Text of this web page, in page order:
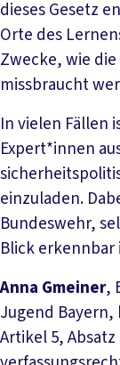
dieses Gesetz
Orte des
Zwecke, wie
missbraucht
In vielen Fällen
Expert*innen
einzuladen.
Bundeswehr,
Blick erkennbar
Anna Gmeiner,
Jugend
Artikel 5,